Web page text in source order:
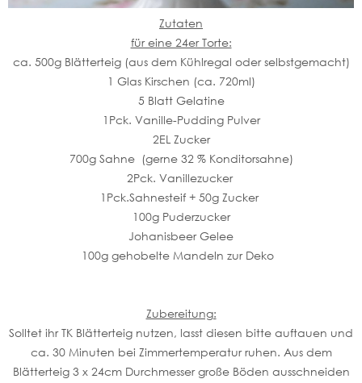
Zutaten
für eine 24er Torte:
ca. 500g Blätterteig (aus dem Kühlregal oder selbstgemacht)
1 Glas Kirschen (ca. 720ml)
5 Blatt Gelatine
1Pck. Vanille-Pudding Pulver
2EL Zucker
700g Sahne (gerne 32 % Konditorsahne)
2Pck. Vanillezucker
1Pck.Sahnesteif + 50g Zucker
100g Puderzucker
Johanisbeer Gelee
100g gehobelte Mandeln zur Deko
Zubereitung:
Solltet ihr TK Blätterteig nutzen, lasst diesen bitte auftauen und
ca. 30 Minuten bei Zimmertemperatur ruhen. Aus dem
Blätterteig 3 x 24cm Durchmesser große Böden ausschneiden